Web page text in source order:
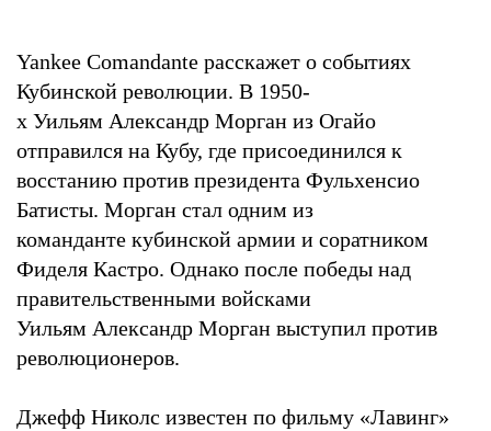
Yankee Comandante расскажет о событиях
Кубинской революции. В 1950-
х Уильям Александр Морган из Огайо
отправился на Кубу, где присоединился к
восстанию против президента Фульхенсио
Батисты. Морган стал одним из
команданте кубинской армии и соратником
Фиделя Кастро. Однако после победы над
правительственными войсками
Уильям Александр Морган выступил против
революционеров.
Джефф Николс известен по фильму «Лавинг»